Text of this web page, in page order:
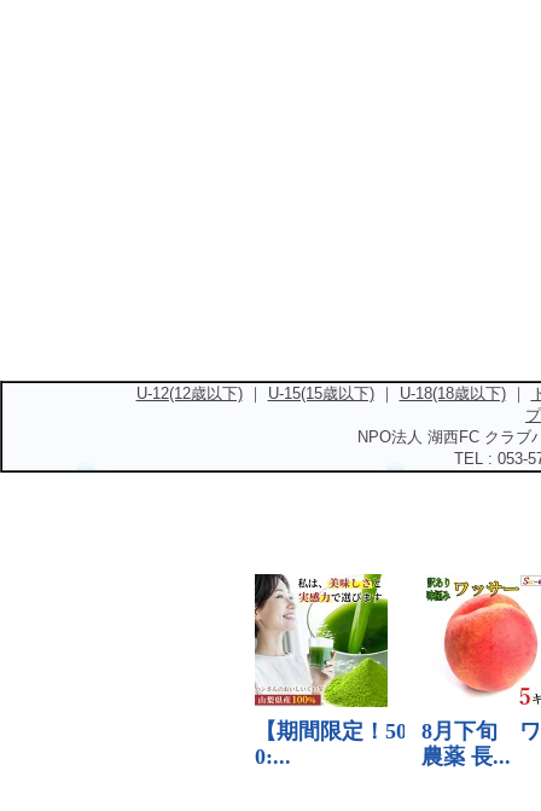
U-12(12歳以下)｜ U-15(15歳以下)｜ U-18(18歳以下)｜
NPO法人 湖西FC クラ
TEL : 053-